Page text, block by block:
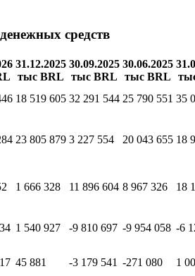
средств
31.12.2025
тыс BRL
30.09.2025
тыс BRL
30.06.2025
тыс BRL
18 519 605 32 291 544 25 790 551 35
23 805 879 3 227 554 20 043 655 18
1 666 328 11 896 604 8 967 326 18
1 540 927 -9 810 697 -9 954 058 -6
45 881 -3 179 541 -271 080
1